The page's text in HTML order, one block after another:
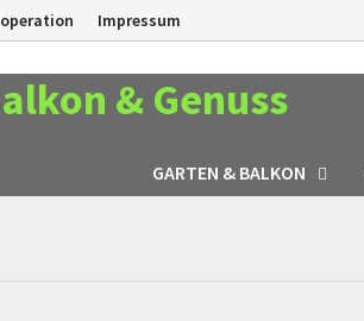
Impressum
& Genuss
GARTEN & BALKON